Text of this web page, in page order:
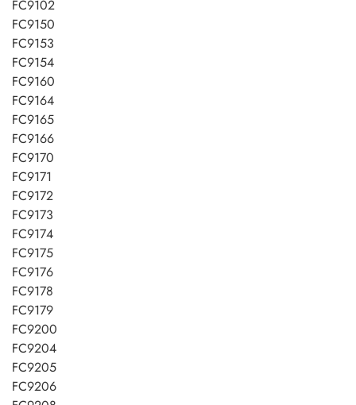
FC9102
FC9150
FC9153
FC9154
FC9160
FC9164
FC9165
FC9166
FC9170
FC9171
FC9172
FC9173
FC9174
FC9175
FC9176
FC9178
FC9179
FC9200
FC9204
FC9205
FC9206